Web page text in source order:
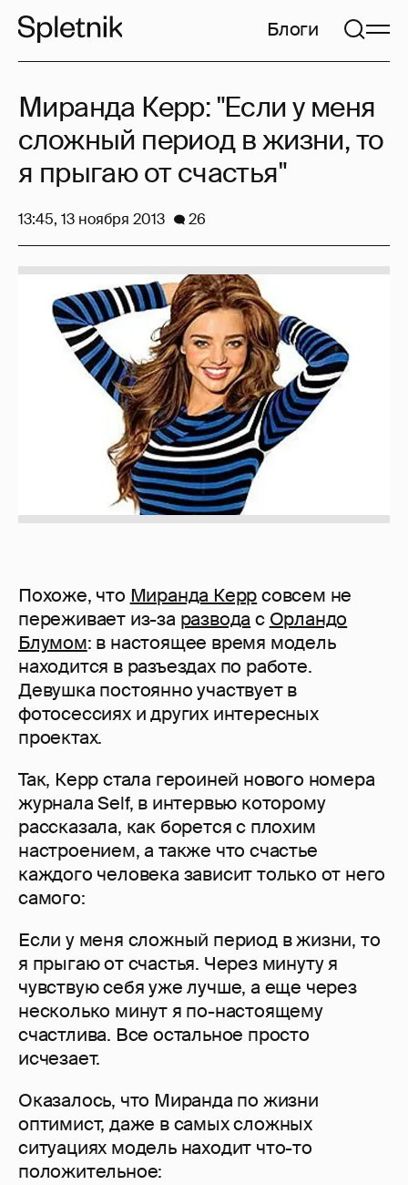
Блоги
Похоже, что Миранда Керрсовсем не
переживает из-за развода с Орландо
Блумом: в настоящее время модель
находится в разъездах по работе.
Девушка постоянно участвует в
фотосессиях и других интересных
проектах.
Так, Керр стала героиней нового номера
журнала Self, в интервью которому
рассказала, как борется с плохим
настроением, а также что счастье
каждого человека зависит только от него
самого:
Если у меня сложный период в жизни, то
я прыгаю от счастья. Через минуту я
чувствую себя уже лучше, а еще через
несколько минут я по-настоящему
счастлива. Все остальное просто
исчезает.
Оказалось, что Миранда по жизни
оптимист, даже в самых сложных
ситуациях модель находит что-то
положительное:
Миранда Керр: "Если у меня
сложный период в жизни, то
я прыгаю от счастья"
13:45, 13 ноября 2013 26